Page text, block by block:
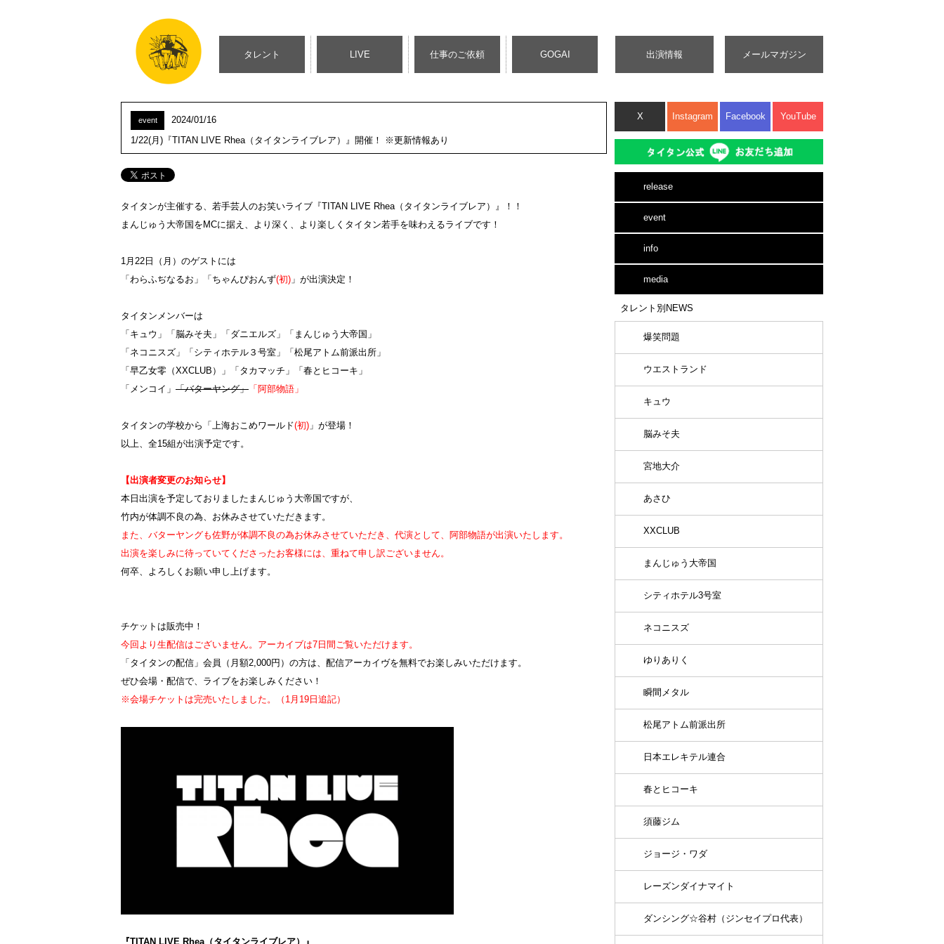
タレント LIVE 仕事のご依頼 GOGAI 出演情報 メールマガジン
event
2024/01/16
1/22(月)『TITAN LIVE Rhea（タイタンライブレア）』開催！ ※更新情報あり
タイタンが主催する、若手芸人のお笑いライブ『TITAN LIVE Rhea（タイタンライブレア）』！！
まんじゅう大帝国をMCに据え、より深く、より楽しくタイタン若手を味わえるライブです！
1月22日（月）のゲストには
「わらふぢなるお」「ちゃんぴおんず(初) 」が出演決定！
タイタンメンバーは
「キュウ」「脳みそ夫」「ダニエルズ」「まんじゅう大帝国」
「ネコニスズ」「シティホテル３号室」「松尾アトム前派出所」
「早乙女零（XXCLUB）」「タカマッチ」「春とヒコーキ」
「メンコイ」 「バターヤング」 「阿部物語」
タイタンの学校から「上海おこめワールド(初) 」が登場！
以上、全15組が出演予定です。
【出演者変更のお知らせ】
本日出演を予定しておりましたまんじゅう大帝国ですが、
竹内が体調不良の為、お休みさせていただきます。
また、バターヤングも佐野が体調不良の為お休みさせていただき、代演として、阿部物語が出演いたします。
出演を楽しみに待っていてくださったお客様には、重ねて申し訳ございません。
何卒、よろしくお願い申し上げます。
チケットは販売中！
今回より生配信はございません。アーカイブは7日間ご覧いただけます。
「タイタンの配信」会員（月額2,000円）の方は、配信アーカイヴを無料でお楽しみいただけます。
ぜひ会場・配信で、ライブをお楽しみください！
※会場チケットは完売いたしました。（1月19日追記）
『TITAN LIVE Rhea（タイタンライブレア）』
X Instagram Facebook YouTube
release
event
info
media
タレント別NEWS
爆笑問題
ウエストランド
キュウ
脳みそ夫
宮地大介
あさひ
XXCLUB
まんじゅう大帝国
シティホテル3号室
ネコニスズ
ゆりありく
瞬間メタル
松尾アトム前派出所
日本エレキテル連合
春とヒコーキ
須藤ジム
ジョージ・ワダ
レーズンダイナマイト
ダンシング☆谷村（ジンセイプロ代表）